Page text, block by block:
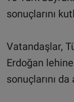
sonuçlarını
Vatandaşlar,
Erdoğan
sonuçlarını